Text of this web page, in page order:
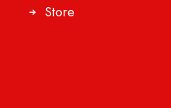
Store